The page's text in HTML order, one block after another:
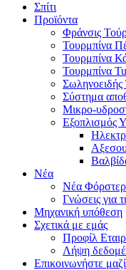
Σπίτι
Προϊόντα
Φράνσις
Τουρμπίνα
Τουρμπίνα
Τουρμπίνα
Σωληνοειδής
Σύστημα
Μικρο-
Εξοπλισμός
Νέα
Νέα Φόρστερ
Γνώσεις για
Μηχανική υπόθεση
Σχετικά με εμάς
Προφίλ
Λήψη
Επικοινωνήστε